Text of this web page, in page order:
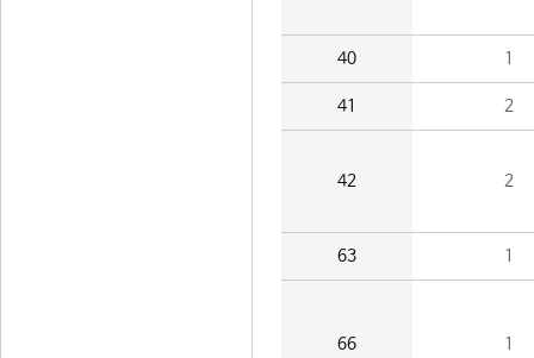
40 1
41 2
42 2
63 1
66 1